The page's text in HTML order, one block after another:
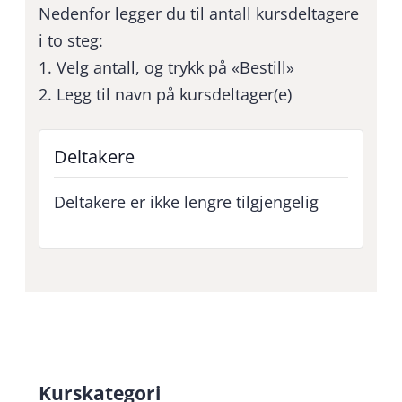
Nedenfor legger du til antall kursdeltagere
i to steg:
1. Velg antall, og trykk på «Bestill»
2. Legg til navn på kursdeltager(e)
Deltakere
Deltakere er ikke lengre tilgjengelig
Kurskategori